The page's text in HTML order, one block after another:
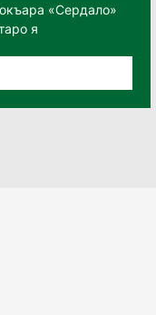
«Сердало»
я